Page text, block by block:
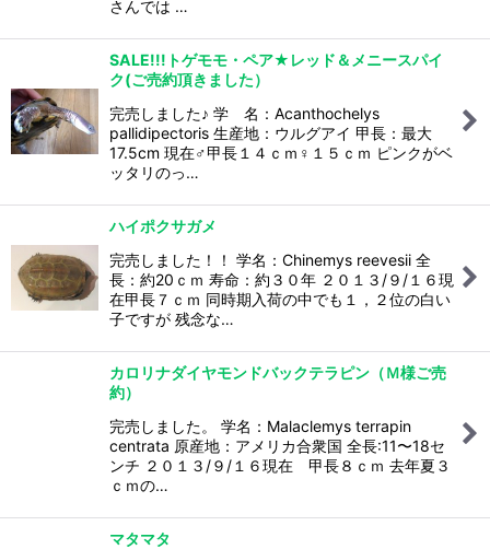
さんでは …
SALE!!!トゲモモ・ペア★レッド＆メニースパイ
ク(ご売約頂きました）
完売しました♪ 学 名：Acanthochelys
pallidipectoris 生産地：ウルグアイ 甲長：最大
17.5cm 現在♂甲長１４ｃｍ♀１５ｃｍ ピンクがベ
ッタリのっ…
ハイポクサガメ
完売しました！！ 学名：Chinemys reevesii 全
長：約20ｃｍ 寿命：約３０年 ２０１３/９/１６現
在甲長７ｃｍ 同時期入荷の中でも１，２位の白い
子ですが 残念な…
カロリナダイヤモンドバックテラピン（Ｍ様ご売
約）
完売しました。 学名：Malaclemys terrapin
centrata 原産地：アメリカ合衆国 全長:11〜18セ
ンチ ２０１３/９/１６現在 甲長８ｃｍ 去年夏３
ｃｍの…
マタマタ